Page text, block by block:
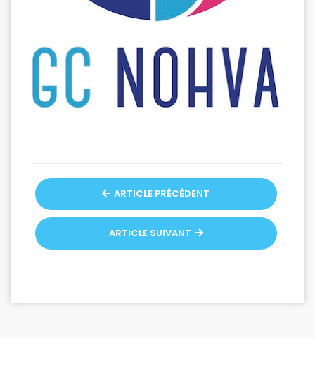
ARTICLE PRÉCÉDENT
ARTICLE SUIVANT